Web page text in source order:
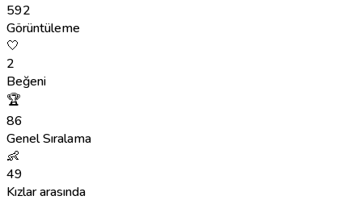
592
Görüntüleme
🤍
2
Beğeni
🏆
86
Genel Sıralama
👶
49
Kızlar arasında